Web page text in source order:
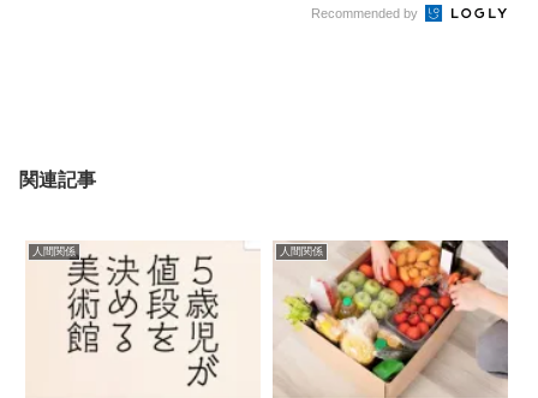
Recommended by
関連記事
人間関係 人間関係